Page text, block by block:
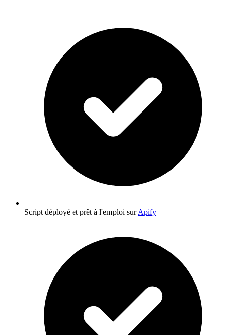
Script déployé et prêt à l'emploi surApify